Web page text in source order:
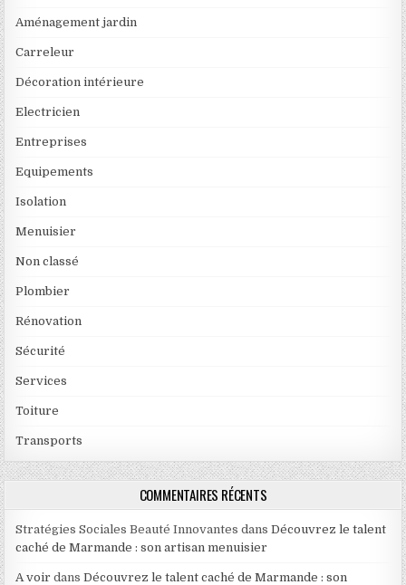
Aménagement jardin
Carreleur
Décoration intérieure
Electricien
Entreprises
Equipements
Isolation
Menuisier
Non classé
Plombier
Rénovation
Sécurité
Services
Toiture
Transports
COMMENTAIRES RÉCENTS
Stratégies Sociales Beauté Innovantes dansDécouvrez le talent
caché de Marmande : son artisan menuisier
A voir dansDécouvrez le talent caché de Marmande : son